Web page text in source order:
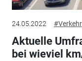
24.05.2022 #Verkehr
Aktuelle
bei wieviel